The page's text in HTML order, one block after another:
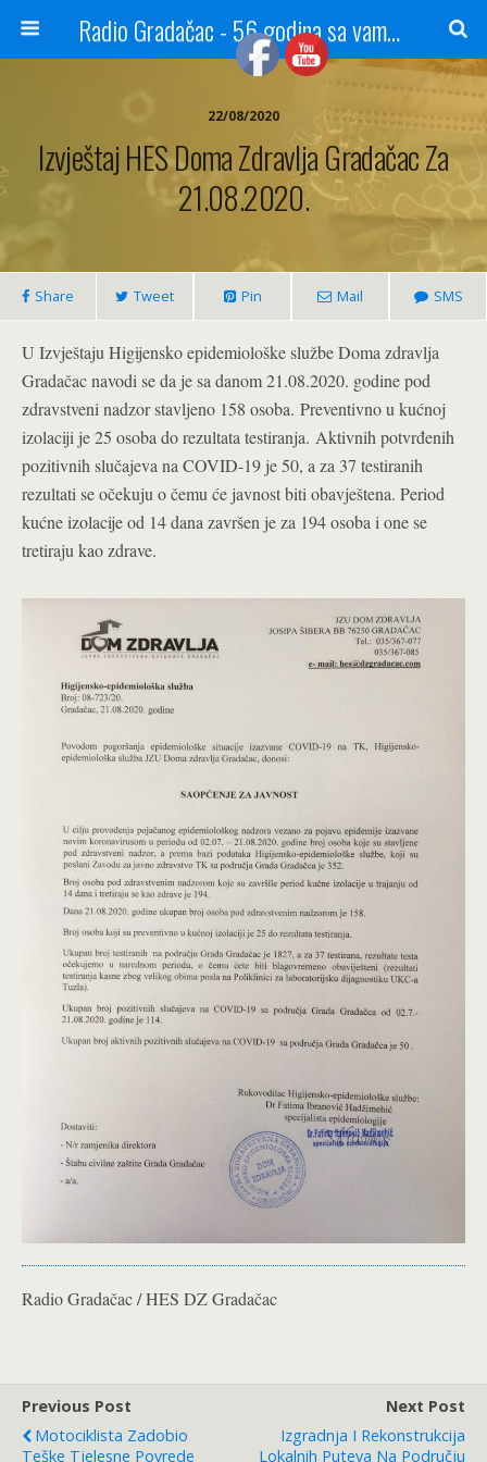
Radio Gradačac - 56 godina sa vama...
22/08/2020
Izvještaj HES Doma Zdravlja Gradačac Za
21.08.2020.
Share Tweet Pin Mail SMS
U Izvještaju Higijensko epidemiološke službe Doma zdravlja
Gradačac navodi se da je sa danom 21.08.2020. godine pod
zdravstveni nadzor stavljeno 158 osoba. Preventivno u kućnoj
izolaciji je 25 osoba do rezultata testiranja. Aktivnih potvrđenih
pozitivnih slučajeva na COVID-19 je 50, a za 37 testiranih
rezultati se očekuju o čemu će javnost biti obavještena. Period
kućne izolacije od 14 dana završen je za 194 osoba i one se
tretiraju kao zdrave.
Radio Gradačac / HES DZ Gradačac
Previous Post
Motociklista Zadobio
Teške Tjelesne Povrede
Next Post
Izgradnja I Rekonstrukcija
Lokalnih Puteva Na Području